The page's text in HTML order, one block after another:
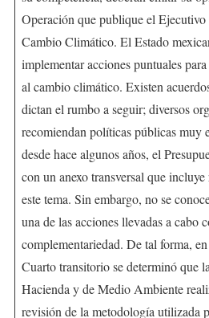
Operación que publique el
Cambio Climático. El Estado
implementar acciones puntuales
al cambio climático. Existen
dictan el rumbo a seguir; diversos
recomiendan políticas públicas muy
desde hace algunos años, el
con un anexo transversal que
este tema. Sin embargo, no se
una de las acciones llevadas a cabo
complementariedad. De tal forma,
Cuarto transitorio se determinó que
Hacienda y de Medio Ambiente
revisión de la metodología utilizada